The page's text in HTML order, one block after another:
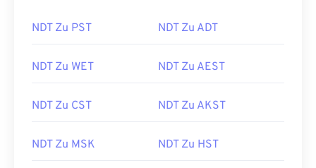
NDT Zu PST NDT Zu ADT
NDT Zu WET NDT Zu AEST
NDT Zu CST NDT Zu AKST
NDT Zu MSK NDT Zu HST